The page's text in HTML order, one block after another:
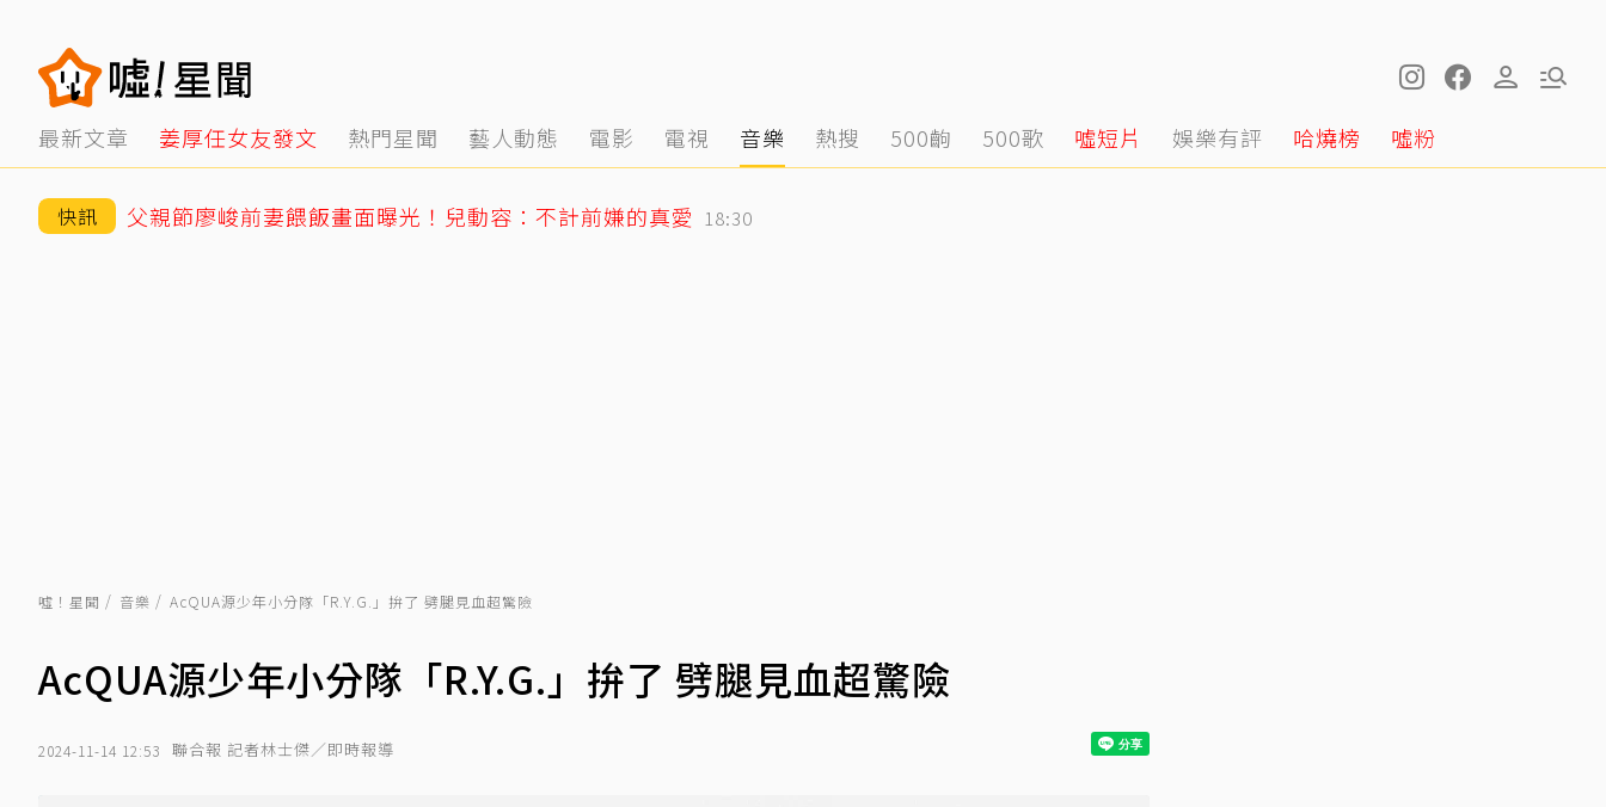
最新文章 姜厚任女友發文 熱門星聞 藝人動態 電影 電視 音樂 熱搜 500齣 500歌 噓短片 娛樂有評 哈燒榜 噓粉
快訊 父親節廖峻前妻餵飯畫面曝光！兒動容：不計前嫌的真愛 18:30
噓！星聞 音樂 AcQUA源少年小分隊「R.Y.G.」拚了 劈腿見血超驚險
AcQUA源少年小分隊「R.Y.G.」拚了 劈腿見血超驚險
2024-11-14 12:53 聯合報 記者林士傑／即時報導